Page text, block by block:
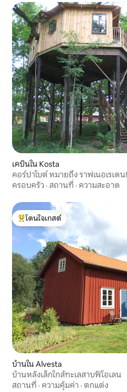
เคบินใน Kosta
คอร์ปาโบต์ หมายถึง ราฟเนอเรเดน!
ครอบครัว · สถานที่ · ความสะอาด
โดนใจเกสต์ที่สุด
โดนใจเกสต์
บ้านใน Alvesta
บ้านหลังเล็กใกล้ทะเลสาบฟิโอเลน
สถานที่ · ความคุ้มค่า · ตกแต่ง